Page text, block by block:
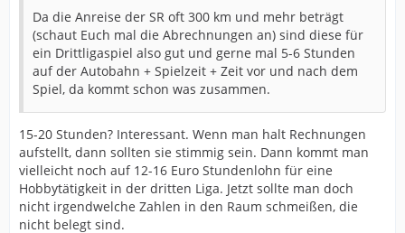
Da die Anreise der SR oft 300 km und mehr beträgt
(schaut Euch mal die Abrechnungen an) sind diese für
ein Drittligaspiel also gut und gerne mal 5-6 Stunden
auf der Autobahn + Spielzeit + Zeit vor und nach dem
Spiel, da kommt schon was zusammen.
15-20 Stunden? Interessant. Wenn man halt Rechnungen
aufstellt, dann sollten sie stimmig sein. Dann kommt man
vielleicht noch auf 12-16 Euro Stundenlohn für eine
Hobbytätigkeit in der dritten Liga. Jetzt sollte man doch
nicht irgendwelche Zahlen in den Raum schmeißen, die
nicht belegt sind.